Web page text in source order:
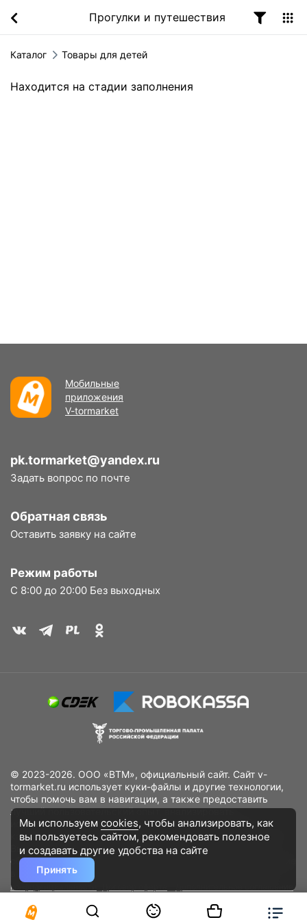
Прогулки и путешествия
Каталог Товары для детей
Находится на стадии заполнения
Мобильные
приложения
V-tormarket
pk.tormarket@yandex.ru
Задать вопрос по почте
Обратная связь
Оставить заявку на сайте
Режим работы
С 8:00 до 20:00 Без выходных
© 2023-2026. ООО «ВТМ», официальный сайт. Сайт v-
tormarket.ru использует куки-файлы и другие технологии,
чтобы помочь вам в навигации, а также предоставить
лучший пользовательский опыт, анализировать
использование наших продуктов и услуг, повысить
качество рекламных и маркетинговых активностей. Если
Вы не хотите, чтобы Ваши пользовательские данные
обрабатывались, пожалуйста, ограничьте их использование
в своём браузере.
конфиденциальности
Разработано DST Global
Мы используем cookies, чтобы анализировать, как
вы пользуетесь сайтом, рекомендовать полезное
и создавать другие удобства на сайте
Принять